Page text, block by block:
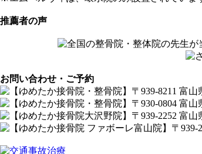
推薦者の声
お問い合わせ・ご予約